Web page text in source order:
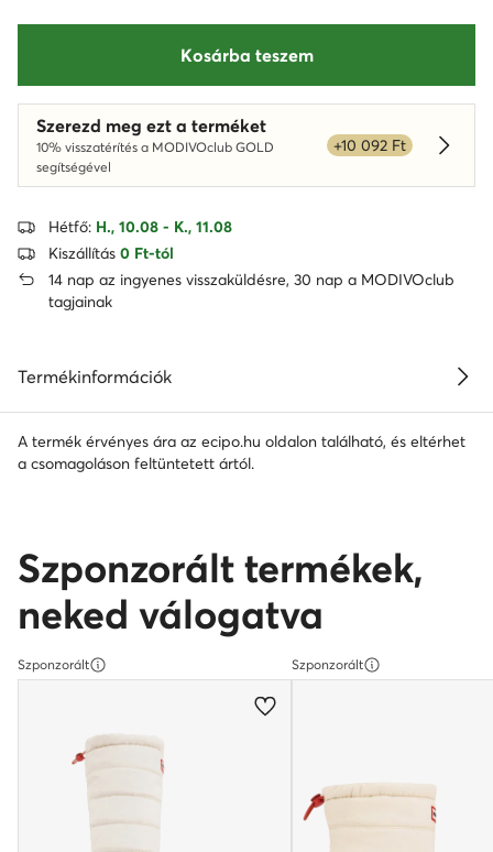
Kosárba teszem
Szerezd meg ezt a terméket
10% visszatérítés a MODIVOclub GOLD
segítségével
+10 092 Ft
Hétfő: H., 10.08 - K., 11.08
Kiszállítás 0 Ft-tól
14 nap az ingyenes visszaküldésre, 30 nap a MODIVOclub
tagjainak
Termékinformációk
A termék érvényes ára az ecipo.hu oldalon található, és eltérhet
a csomagoláson feltüntetett ártól.
Szponzorált termékek,
neked válogatva
Szponzorált Szponzorált